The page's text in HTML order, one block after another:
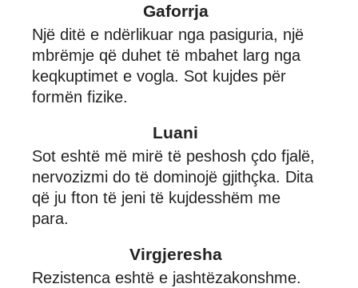
Gaforrja
Një ditë e ndërlikuar nga pasiguria, një
mbrëmje që duhet të mbahet larg nga
keqkuptimet e vogla. Sot kujdes për
formën fizike.
Luani
Sot eshtë më mirë të peshosh çdo fjalë,
nervozizmi do të dominojë gjithçka. Dita
që ju fton të jeni të kujdesshëm me
para.
Virgjeresha
Rezistenca eshtë e jashtëzakonshme.